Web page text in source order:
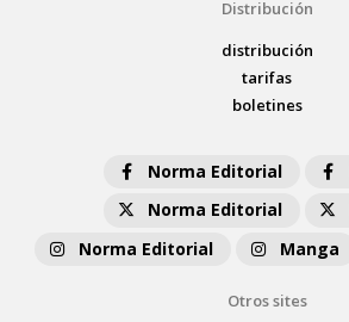
Distribución
distribución
tarifas
boletines
Norma Editorial
Norma Editorial
Norma Editorial
Manga
Otros sites